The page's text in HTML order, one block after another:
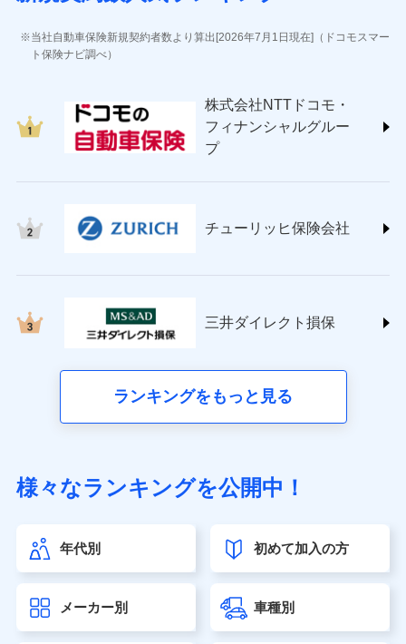
ソニー損害保険株式会社
(https://www.sonysonpo.co.jp/)
ＳＯＭＰＯダイレクト損害保険株式会社
(https://www.sompo-direct.co.jp/)
チューリッヒ保険会社 (https://www.zurich.co.jp/)
(https://www.nisshinfire.co.jp/)
(https://www.petfamilyins.co.jp/)
ins.com/)
三井ダイレクト損害保険株式会社
（https://www.sonylife.co.jp）
第一ネオ生命保険株式会社（https://neofirst.co.jp/）
大樹生命保険株式会社（https://www.taiju-life.co.jp）
seimei.co.jp）
チューリッヒ生命保険株式会社
当社自動車保険新規契約者数より算出[2026年7月1日現在]（ドコモスマー
ト保険ナビ調べ）
株式会社NTTドコモ・
フィナンシャルグルー
プ
チューリッヒ保険会社
三井ダイレクト損保
ランキングをもっと見る
様々なランキングを公開中！
年代別 初めて加入の方
メーカー別 車種別